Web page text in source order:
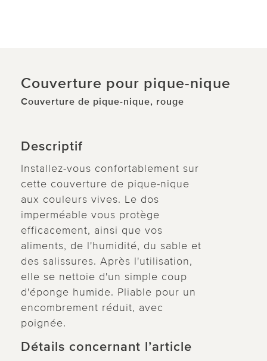
Couverture pour pique-nique
Couverture de pique-nique, rouge
Descriptif
Installez-vous confortablement sur
cette couverture de pique-nique
aux couleurs vives. Le dos
imperméable vous protège
efficacement, ainsi que vos
aliments, de l'humidité, du sable et
des salissures. Après l'utilisation,
elle se nettoie d'un simple coup
d'éponge humide. Pliable pour un
encombrement réduit, avec
poignée.
Détails concernant l’article